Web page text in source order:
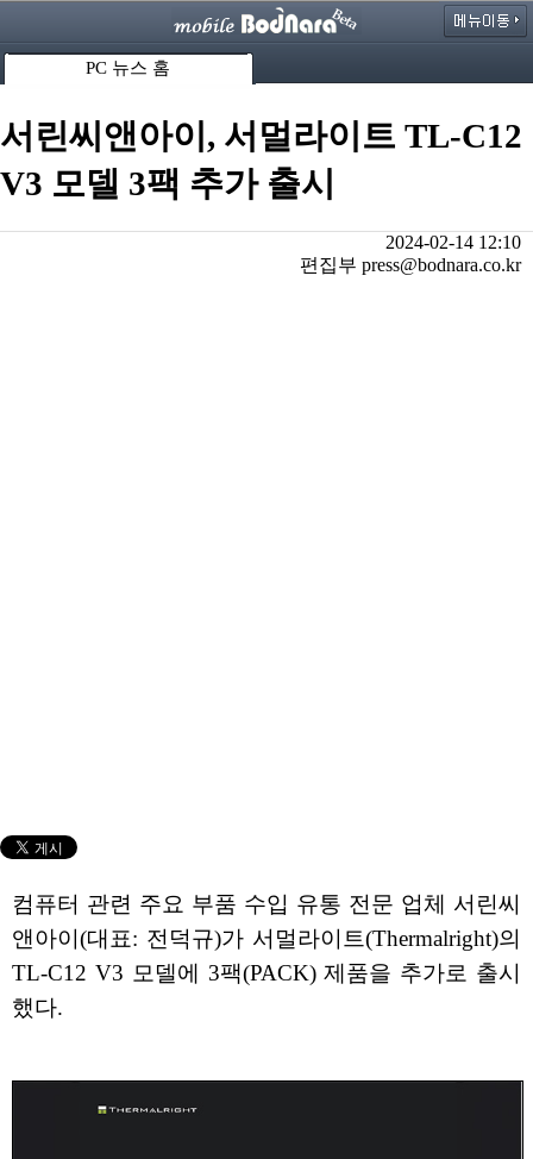
PC 뉴스 홈
서린씨앤아이, 서멀라이트 TL-C12
V3 모델 3팩 추가 출시
2024-02-14 12:10
편집부 press@bodnara.co.kr
컴퓨터 관련 주요 부품 수입 유통 전문 업체 서린씨
앤아이(대표: 전덕규)가 서멀라이트(Thermalright)의
TL-C12 V3 모델에 3팩(PACK) 제품을 추가로 출시
했다.